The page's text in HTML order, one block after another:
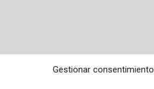
Gestionar consentimiento